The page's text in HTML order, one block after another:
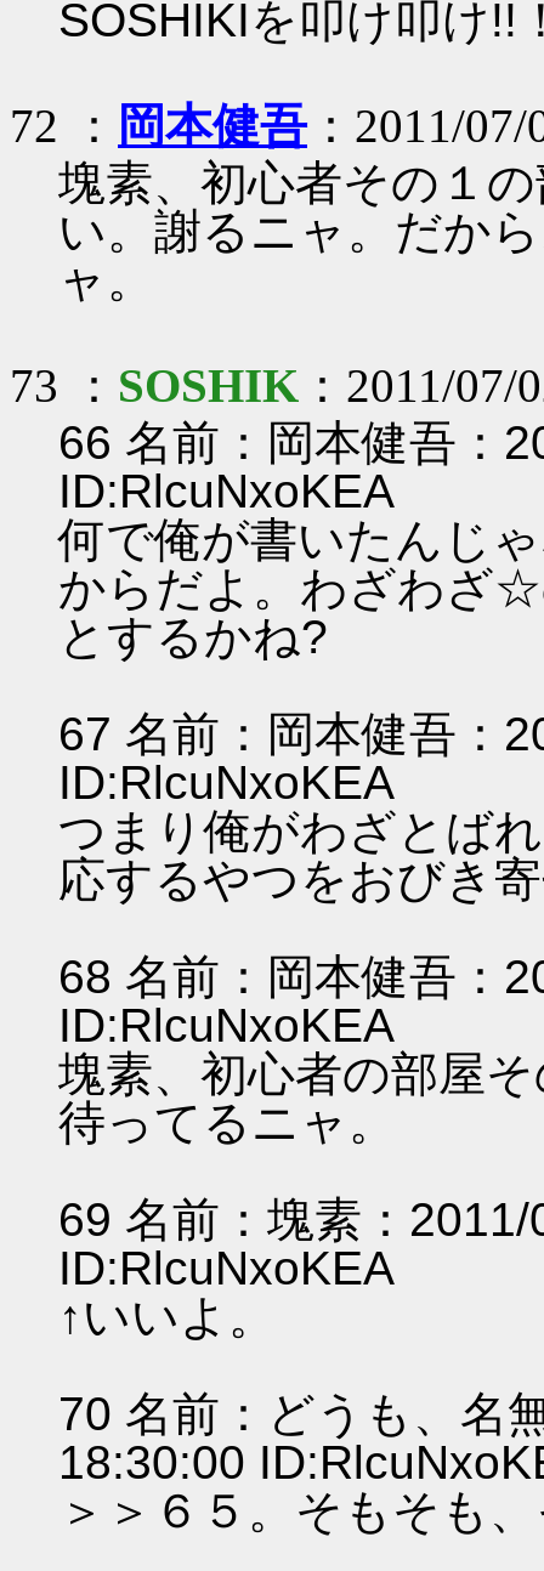
SOSHIKIを叩け叩け!!
72 ： 岡本健吾：2011/
塊素、初心者その１
い。謝るニャ。だか
ャ。
73 ： SOSHIK ：2011/
66 名前：岡本健吾：
ID:RlcuNxoKEA
何で俺が書いたんじ
からだよ。わざわざ
とするかね?
67 名前：岡本健吾：
ID:RlcuNxoKEA
つまり俺がわざとば
応するやつをおびき
68 名前：岡本健吾：
ID:RlcuNxoKEA
塊素、初心者の部屋
待ってるニャ。
69 名前：塊素：
ID:RlcuNxoKEA
↑いいよ。
70 名前：どうも、名
18:30:00
＞＞６５。そもそも